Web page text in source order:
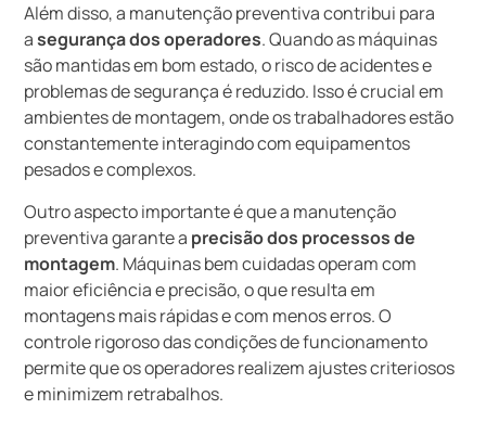
Além disso, a manutenção preventiva contribui para
asegurança dos operadores. Quando as máquinas
são mantidas em bom estado, o risco de acidentes e
problemas de segurança é reduzido. Isso é crucial em
ambientes de montagem, onde os trabalhadores estão
constantemente interagindo com equipamentos
pesados e complexos.
Outro aspecto importante é que a manutenção
preventiva garante a precisão dos processos de
montagem. Máquinas bem cuidadas operam com
maior eficiência e precisão, o que resulta em
montagens mais rápidas e com menos erros. O
controle rigoroso das condições de funcionamento
permite que os operadores realizem ajustes criteriosos
e minimizem retrabalhos.